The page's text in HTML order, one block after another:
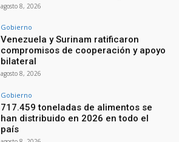
agosto 8, 2026
Gobierno
Venezuela y Surinam ratificaron
compromisos de cooperación y apoyo
bilateral
agosto 8, 2026
Gobierno
717.459 toneladas de alimentos se
han distribuido en 2026 en todo el
país